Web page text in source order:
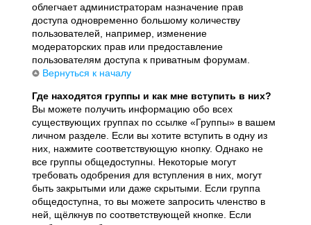
облегчает администраторам назначение прав
доступа одновременно большому количеству
пользователей, например, изменение
модераторских прав или предоставление
пользователям доступа к приватным форумам.
Вернуться к началу
Где находятся группы и как мне вступить в них?
Вы можете получить информацию обо всех
существующих группах по ссылке «Группы» в вашем
личном разделе. Если вы хотите вступить в одну из
них, нажмите соответствующую кнопку. Однако не
все группы общедоступны. Некоторые могут
требовать одобрения для вступления в них, могут
быть закрытыми или даже скрытыми. Если группа
общедоступна, то вы можете запросить членство в
ней, щёлкнув по соответствующей кнопке. Если